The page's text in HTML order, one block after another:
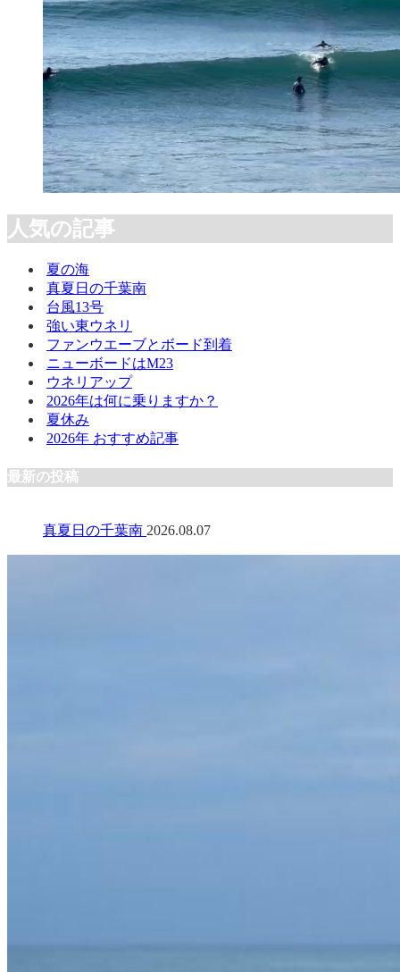
人気の記事
夏の海
真夏日の千葉南
台風13号
強い東ウネリ
ファンウエーブとボード到着
ニューボードはM23
ウネリアップ
2026年は何に乗りますか？
夏休み
2026年 おすすめ記事
最新の投稿
真夏日の千葉南 2026.08.07